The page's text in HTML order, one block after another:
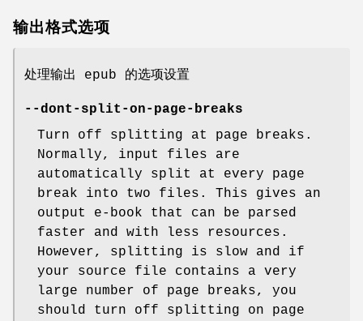
输出格式选项
处理输出 epub 的选项设置
--dont-split-on-page-breaks
Turn off splitting at page breaks.
Normally, input files are
automatically split at every page
break into two files. This gives an
output e-book that can be parsed
faster and with less resources.
However, splitting is slow and if
your source file contains a very
large number of page breaks, you
should turn off splitting on page